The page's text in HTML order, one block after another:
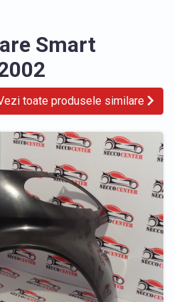
Smart
toate produsele similare